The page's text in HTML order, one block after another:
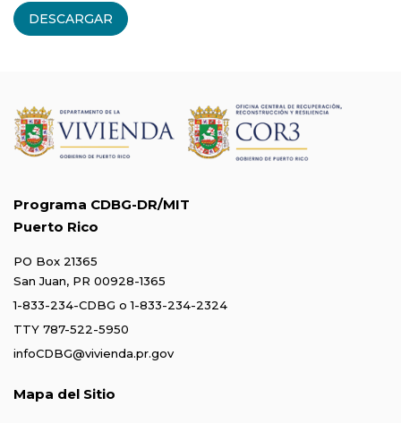
DESCARGAR
Programa CDBG-DR/MIT
Puerto Rico
PO Box 21365
San Juan, PR 00928-1365
1-833-234-CDBG o1-833-234-2324
TTY 787-522-5950
infoCDBG@vivienda.pr.gov
Mapa del Sitio